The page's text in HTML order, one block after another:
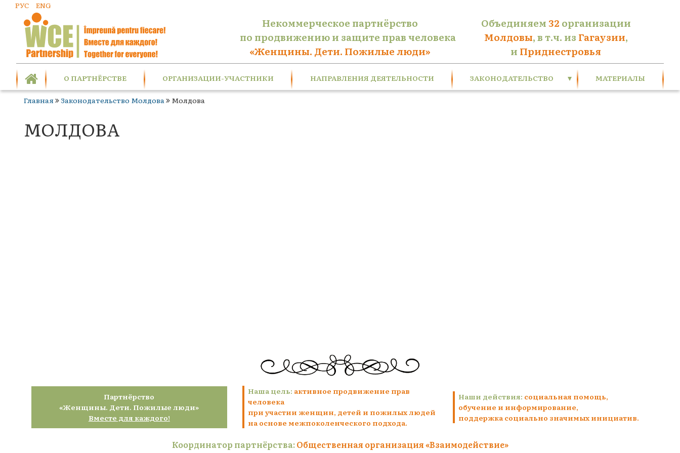
РУС ENG
Некоммерческое партнёрство
по продвижению и защите прав человека
«Женщины. Дети. Пожилые люди»
Объединяем32 организации
Молдовы, в т.ч. из Гагаузии,
и Приднестровья
О ПАРТНЁРСТВЕ ОРГАНИЗАЦИИ-УЧАСТНИКИ НАПРАВЛЕНИЯ ДЕЯТЕЛЬНОСТИ ЗАКОНОДАТЕЛЬСТВО МАТЕРИАЛЫ
Главная Законодательство Молдова Молдова
МОЛДОВА
Партнёрство
«Женщины. Дети. Пожилые люди»
Вместе для каждого!
Наша цель: активное продвижение прав
человека
при участии женщин, детей и пожилых людей
на основе межпоколенческого подхода.
Наши действия: социальная помощь,
обучение и информирование,
поддержка социально значимых инициатив.
Координатор партнёрства:Общественная организация «Взаимодействие»